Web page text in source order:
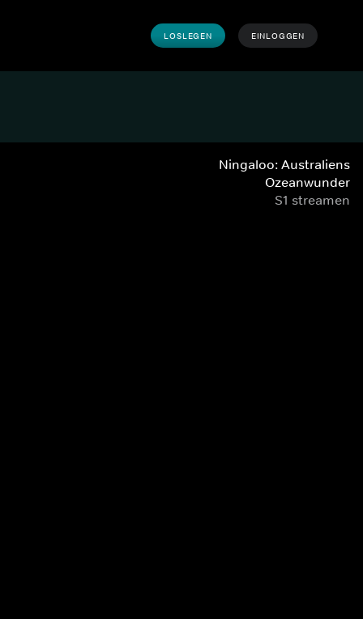
LOSLEGEN EINLOGGEN
Ningaloo: Australiens
Ozeanwunder
S1 streamen